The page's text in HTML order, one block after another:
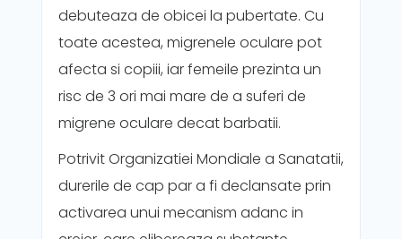
debuteaza de obicei la pubertate. Cu
toate acestea, migrenele oculare pot
afecta si copiii, iar femeile prezinta un
risc de 3 ori mai mare de a suferi de
migrene oculare decat barbatii.
Potrivit Organizatiei Mondiale a Sanatatii,
durerile de cap par a fi declansate prin
activarea unui mecanism adanc in